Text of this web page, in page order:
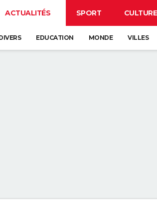
ACTUALITÉS SPORT CULTURE
EDUCATION MONDE VILLES